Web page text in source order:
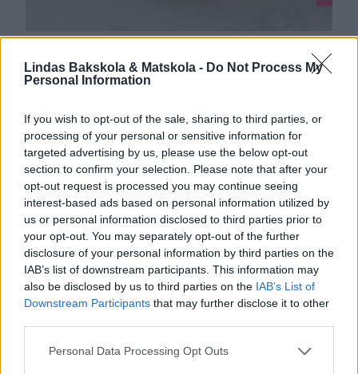
Lindas Bakskola & Matskola - Do Not Process My
Personal Information
If you wish to opt-out of the sale, sharing to third parties, or
processing of your personal or sensitive information for
targeted advertising by us, please use the below opt-out
section to confirm your selection. Please note that after your
opt-out request is processed you may continue seeing
interest-based ads based on personal information utilized by
us or personal information disclosed to third parties prior to
your opt-out. You may separately opt-out of the further
disclosure of your personal information by third parties on the
IAB’s list of downstream participants. This information may
also be disclosed by us to third parties on the IAB’s List of
Downstream Participants that may further disclose it to other
Personal Data Processing Opt Outs
Den här pepparkaksdegen ger de allra godaste,
recept som jag varmt rekommenderar! Pepparkakorna
blir fantastiskt goda! Kavla ut degen riktigt tunn så blir
kakorna riktigt, riktigt spröda. TIPS! Följ gärna Lindas
bakskola på Instagram (klicka här!) PEPPARKAKOR
Spröda, goda, smakrika pepparkakor. Den här degen är
väl beprövad. Tips! Baka franska pepparkakor som …